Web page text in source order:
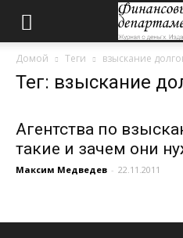
Домой Теги взыскание
Тег: взыскание
Агентства по
такие и зачем они
Максим Медведев - 22.11.2011